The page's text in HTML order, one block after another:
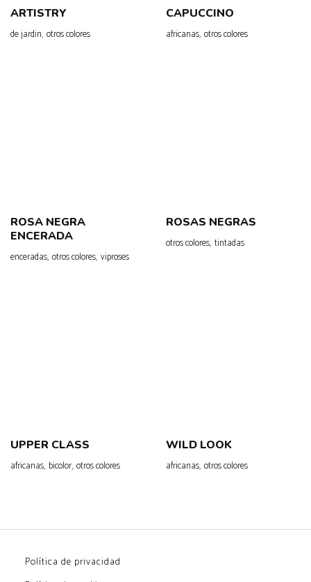
ARTISTRY
de jardin, otros colores
CAPUCCINO
africanas, otros colores
ROSA NEGRA
ENCERADA
enceradas, otros colores, viproses
ROSAS NEGRAS
otros colores, tintadas
UPPER CLASS
africanas, bicolor, otros colores
WILD LOOK
africanas, otros colores
Política de privacidad